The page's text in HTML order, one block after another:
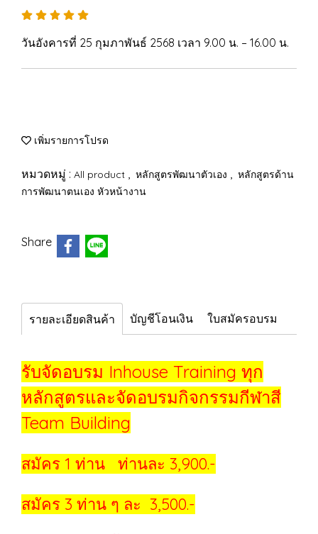
วันอังคารที่ 25 กุมภาพันธ์ 2568 เวลา 9.00 น. – 16.00 น.
เพิ่มรายการโปรด
หมวดหมู่ : All product , หลักสูตรพัฒนาตัวเอง , หลักสูตรด้าน
การพัฒนาตนเอง หัวหน้างาน
Share
รายละเอียดสินค้า บัญชีโอนเงิน ใบสมัครอบรม
รับจัดอบรม Inhouse Training ทุก
หลักสูตรและจัดอบรมกิจกรรมกีฬาสี
Team Building
สมัคร 1 ท่าน ท่านละ 3,900.-
สมัคร 3 ท่าน ๆ ละ 3,500.-